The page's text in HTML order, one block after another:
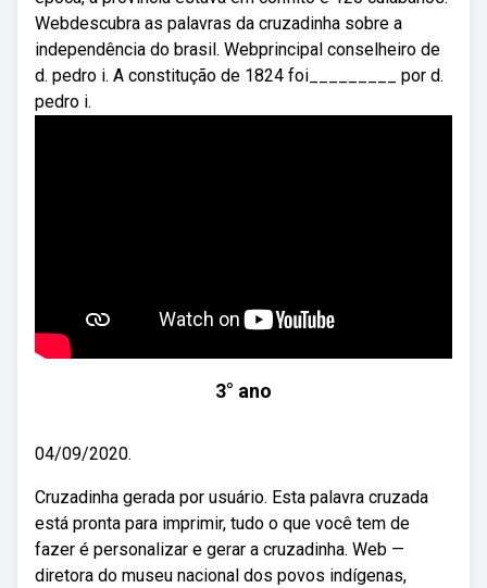
Webdescubra as palavras da cruzadinha sobre a
independência do brasil. Webprincipal conselheiro de
d. pedro i. A constitução de 1824 foi_________ por d.
pedro i.
3° ano
04/09/2020.
Cruzadinha gerada por usuário. Esta palavra cruzada
está pronta para imprimir, tudo o que você tem de
fazer é personalizar e gerar a cruzadinha. Web —
diretora do museu nacional dos povos indígenas,